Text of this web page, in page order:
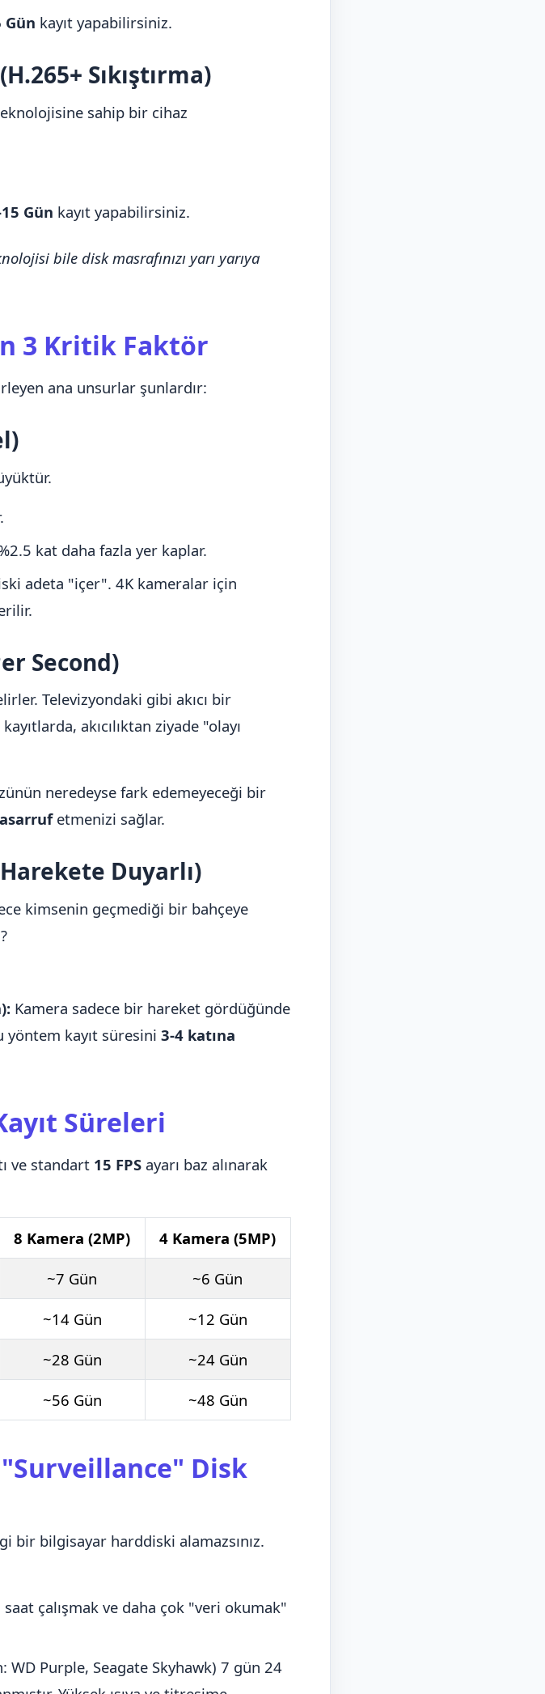
Gün kayıt yapabilirsiniz.
Sıkıştırma)
sahip bir cihaz
Gün kayıt yapabilirsiniz.
bile disk masrafınızı yarı yarıya
3 Kritik Faktör
ana unsurlar şunlardır:
kat daha fazla yer kaplar.
adeta "içer". 4K kameralar için
Second)
Televizyondaki gibi akıcı bir
akıcılıktan ziyade "olayı
neredeyse fark edemeyeceği bir
etmenizi sağlar.
Duyarlı)
kimsenin geçmediği bir bahçeye
Kamera sadece bir hareket gördüğünde
yöntem kayıt süresini 3-4 katına
Süreleri
ve standart 15 FPSayarı baz alınarak
8 Kamera (2MP)
4 Kamera (5MP)
~7 Gün
~6 Gün
~14 Gün
~12 Gün
~28 Gün
~24 Gün
~56 Gün ~48 Gün
Disk
bir bilgisayar harddiski alamazsınız.
çalışmak ve daha çok "veri okumak"
WD Purple, Seagate Skyhawk) 7 gün 24